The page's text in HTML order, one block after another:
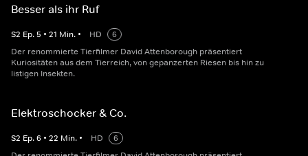
Besser als ihr Ruf
S2 Ep.5 • 21 Min. • HD
6
Der renommierte Tierfilmer David Attenborough präsentiert
Kuriositäten aus dem Tierreich, von gepanzerten Riesen bis hin zu
listigen Insekten.
Elektroschocker & Co.
S2 Ep.6 • 22 Min. • HD
6